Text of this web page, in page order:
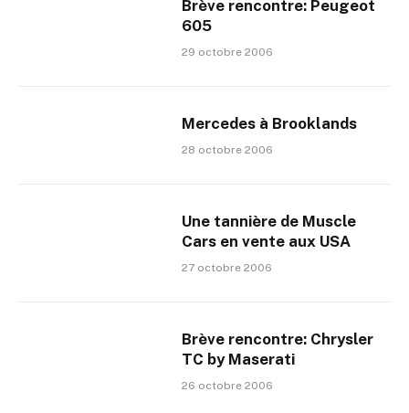
Brève rencontre: Peugeot
605
29 octobre 2006
Mercedes à Brooklands
28 octobre 2006
Une tannière de Muscle
Cars en vente aux USA
27 octobre 2006
Brève rencontre: Chrysler
TC by Maserati
26 octobre 2006